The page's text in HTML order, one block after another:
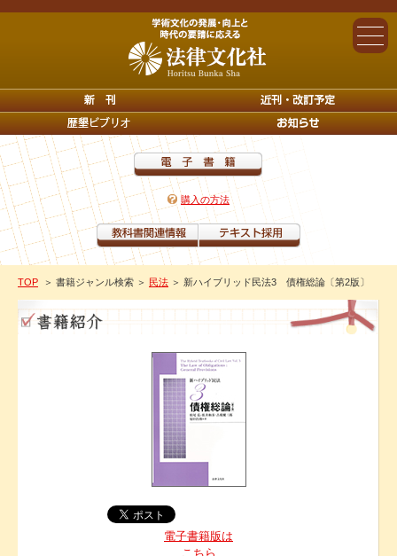
購入の方法
TOP ＞ 書籍ジャンル検索 ＞ 民法 ＞ 新ハイブリッド民法3 債権総論〔第2版〕
電子書籍版は
こちら